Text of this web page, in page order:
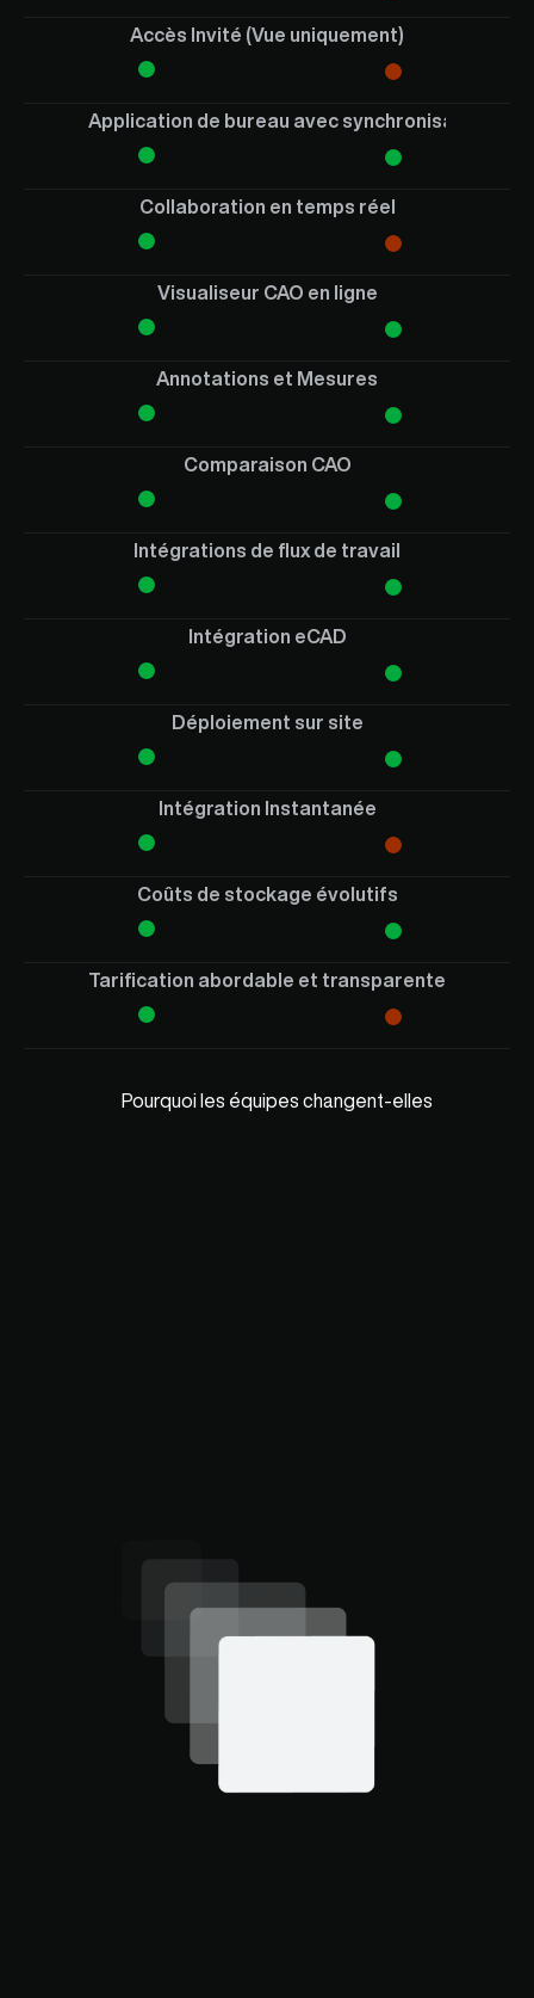
Accès Invité (Vue uniquement)
Application de bureau avec synchronisation de
Collaboration en temps réel
Visualiseur CAO en ligne
Annotations et Mesures
Comparaison CAO
Intégrations de flux de travail
Intégration eCAD
Déploiement sur site
Intégration Instantanée
Coûts de stockage évolutifs
Tarification abordable et transparente
Pourquoi les équipes changent-elles